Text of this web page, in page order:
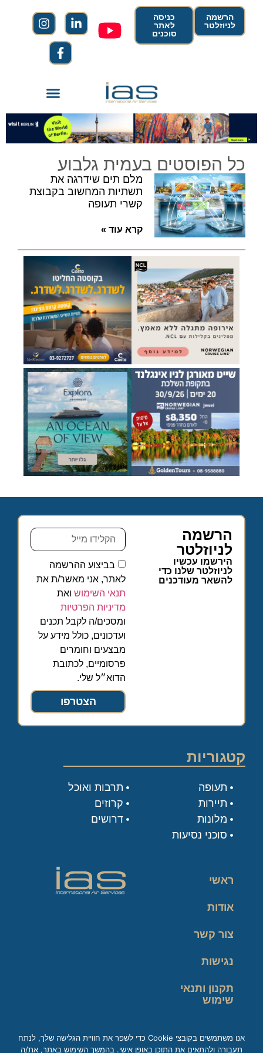
הרשמה
לניוזלטר
כניסה
לאתר
סוכנים
כל הפוסטים בעמית גלבוע
מלם תים שידרגה את
תשתיות המחשוב בקבוצת
קשרי תעופה
קרא עוד »
הרשמה
לניוזלטר
הירשמו עכשיו
לניוזלטר שלנו כדי
להשאר מעודכנים
בביצוע ההרשמה
לאתר, אני מאשר/ת את
תנאי השימוש ואת
מדיניות הפרטיות
ומסכים/ה לקבל תכנים
ועדכונים, כולל מידע על
מבצעים וחומרים
פרסומיים, לכתובת
הדוא״ל שלי.
הצטרפו
קטגוריות
תעופה
תיירות
מלונות
סוכני נסיעות
תרבות ואוכל
קרוזים
דרושים
ראשי
אודות
צור קשר
נגישות
תקנון ותנאי
שימוש
אנו משתמשים בקובצי Cookie כדי לשפר את חוויית הגלישה שלך, לנתח
תעבורה ולהתאים את התוכן באופן אישי. בהמשך השימוש באתר, את/ה